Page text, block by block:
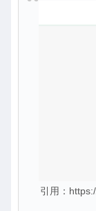
引用：